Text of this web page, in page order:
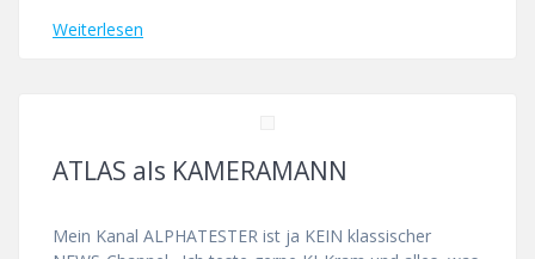
Weiterlesen
ATLAS als KAMERAMANN
Mein Kanal ALPHATESTER ist ja KEIN klassischer